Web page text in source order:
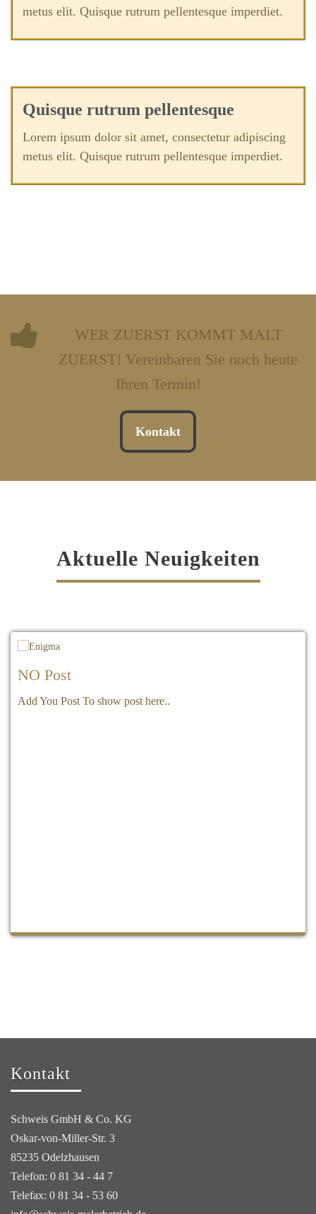
metus elit. Quisque rutrum pellentesque imperdiet.
Quisque rutrum pellentesque
Lorem ipsum dolor sit amet, consectetur adipiscing
metus elit. Quisque rutrum pellentesque imperdiet.
WER ZUERST KOMMT MALT
ZUERST! Vereinbaren Sie noch heute
Ihren Termin!
Kontakt
Aktuelle Neuigkeiten
NO Post
Add You Post To show post here..
Kontakt
Schweis GmbH & Co. KG
Oskar-von-Miller-Str. 3
85235 Odelzhausen
Telefon: 0 81 34 - 44 7
Telefax: 0 81 34 - 53 60